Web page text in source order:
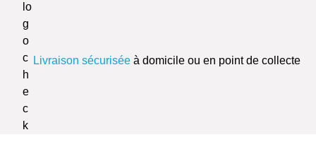
Livraison sécurisée à domicile ou en point de collecte